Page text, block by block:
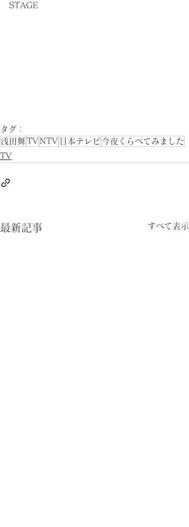
STAGE
タグ：
浅田舞 TV NTV 日本テレビ 今夜くらべてみました
TV
最新記事 すべて表示